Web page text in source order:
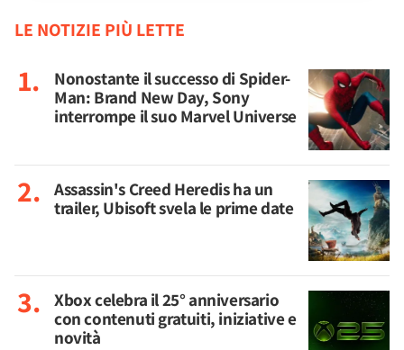
LE NOTIZIE PIÙ LETTE
Nonostante il successo di Spider-
Man: Brand New Day, Sony
interrompe il suo Marvel Universe
Assassin's Creed Heredis ha un
trailer, Ubisoft svela le prime date
Xbox celebra il 25° anniversario
con contenuti gratuiti, iniziative e
novità